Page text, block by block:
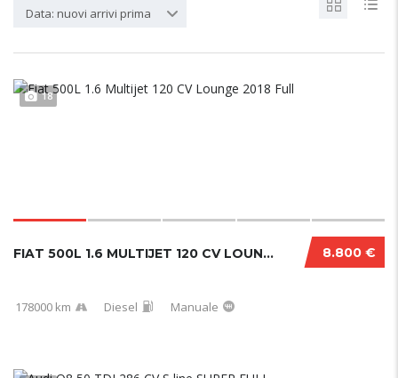
Data: nuovi arrivi prima
18
8.800 €
FIAT 500L 1.6 MULTIJET 120 CV LOUNGE 2018 FU...
178000 km Diesel Manuale